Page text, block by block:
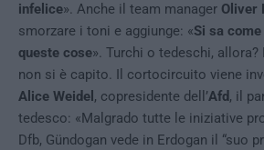
infelice». Anche il team manager Oliver
smorzare i toni e aggiunge: «Si sa
queste cose». Turchi o tedeschi, allora?
non si è capito. Il cortocircuito viene
Alice Weidel , copresidente dell’Afd, il
tedesco: «Malgrado tutte le iniziative
Dfb, Gündogan vede in Erdogan il “suo